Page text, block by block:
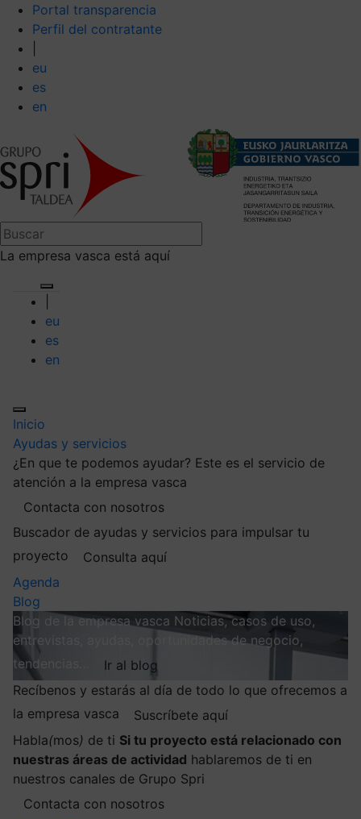
Portal transparencia
Perfil del contratante
eu
es
en
La empresa vasca está aquí
eu
es
en
Inicio
Ayudas y servicios
¿En que te podemos ayudar? Este es el servicio de
atención a la empresa vasca
Contacta con nosotros
Buscador de ayudas y servicios para impulsar tu
proyecto
Consulta aquí
Agenda
Blog
Blog de la empresa vasca Noticias, casos de uso,
entrevistas, ayudas, oportunidades de negocio,
tendencias…
Ir al blog
Recíbenos y estarás al día de todo lo que ofrecemos a
la empresa vasca
Suscríbete aquí
Habla(mos) de ti Si tu proyecto está relacionado con
nuestras áreas de actividad hablaremos de ti en
nuestros canales de Grupo Spri
Contacta con nosotros